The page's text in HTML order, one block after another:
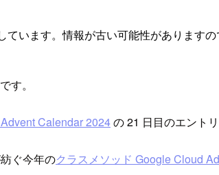
います。情報が古い可能性がありますの
す。
Calendar 2024の 21 日目のエントリ
ぐ今年のクラスメソッド Google Cloud